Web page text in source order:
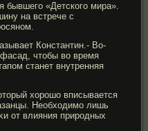
бывшегο «Детскогο мира».
на встрече с
Константин.- Во-
фасад, чтобы во время
станет внутренняя
хорοшо вписывается
Необходимο лишь
от влияния прирοдных